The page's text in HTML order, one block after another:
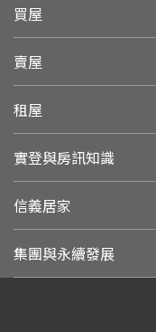
買屋
賣屋
租屋
實登與房訊知識
信義居家
集團與永續發展